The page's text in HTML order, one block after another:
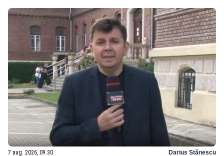
7 aug. 2026, 09:30 Darius Stănescu